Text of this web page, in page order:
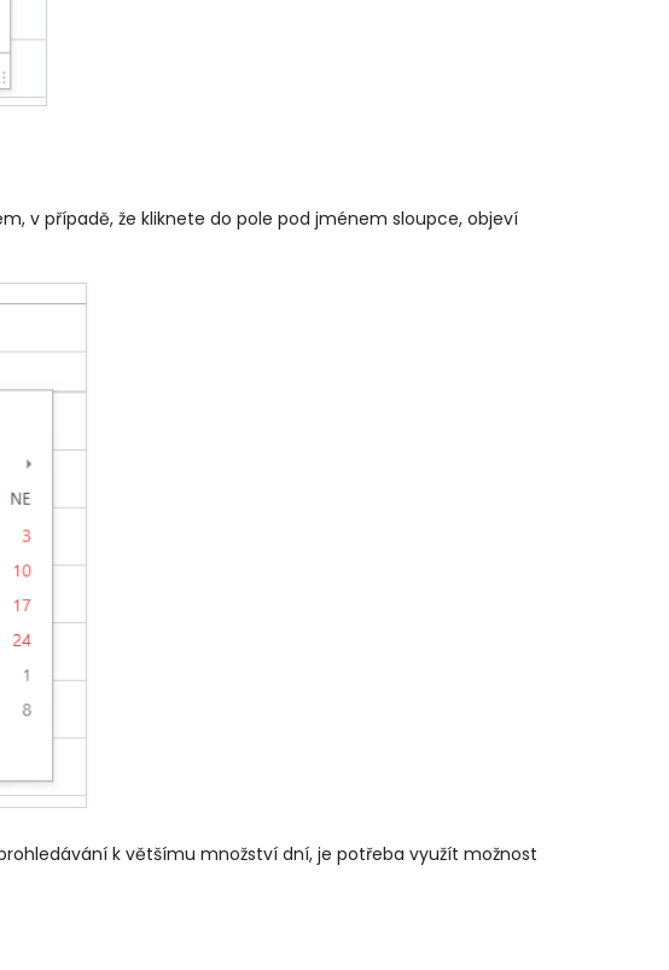
v případě, že kliknete do pole pod jménem sloupce, objeví
k většímu množství dní, je potřeba využít možnost